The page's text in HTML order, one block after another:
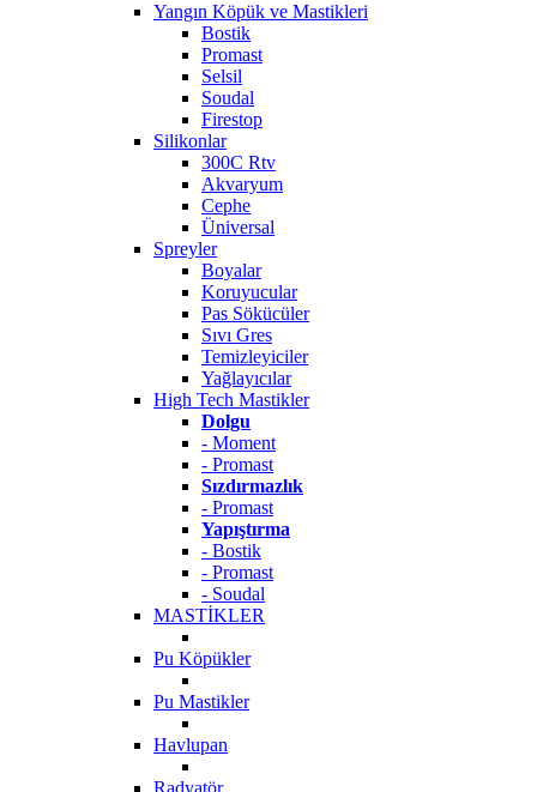
Yangın Köpük ve Mastikleri
Bostik
Promast
Selsil
Soudal
Firestop
Silikonlar
300C Rtv
Akvaryum
Cephe
Üniversal
Spreyler
Boyalar
Koruyucular
Pas Sökücüler
Sıvı Gres
Temizleyiciler
Yağlayıcılar
High Tech Mastikler
Dolgu
- Moment
- Promast
Sızdırmazlık
- Promast
Yapıştırma
- Bostik
- Promast
- Soudal
MASTİKLER
Pu Köpükler
Pu Mastikler
Havlupan
Radyatör